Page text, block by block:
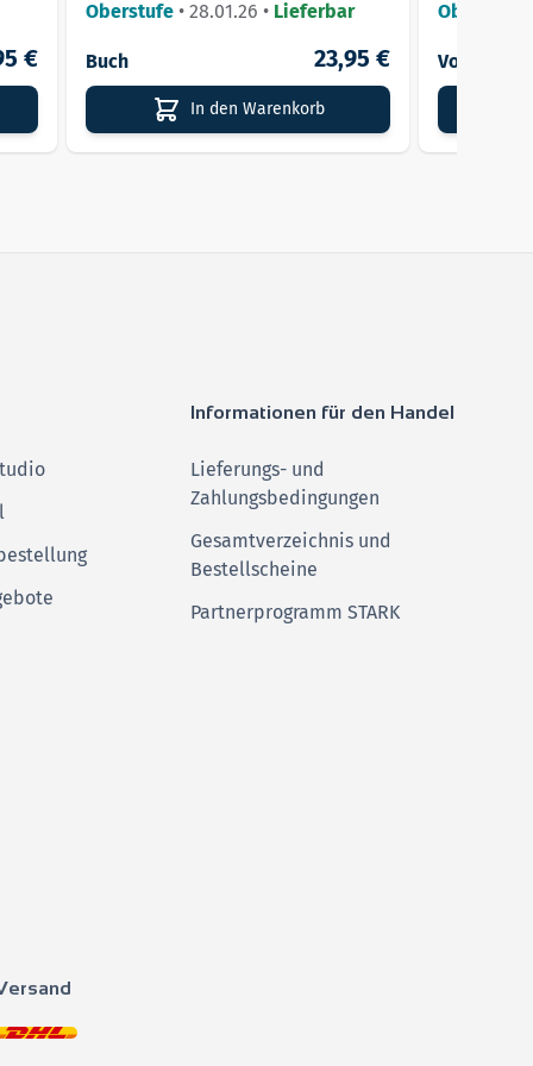
€
Oberstufe • 28.01.26 • Lieferbar
Buch 23,95 €
In den Warenkorb
Oberstufe
Informationen für den Handel
Lieferungs- und
Zahlungsbedingungen
Gesamtverzeichnis und
Bestellscheine
Partnerprogramm STARK